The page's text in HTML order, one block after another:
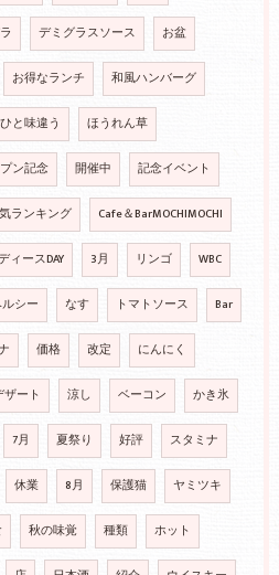
デミグラスソース お盆
お得なランチ 和風ハンバーグ
ひと味違う ほうれん草
ン記念 開催中 記念イベント
ランキング Cafe＆BarMOCHIMOCHI
ィースDAY 3月 リンゴ WBC
シー なす トマトソース Bar
価格 改定 にんにく
ザート 涼し ベーコン かき氷
7月 夏祭り 好評 スタミナ
休業 8月 保護猫 ヤミツキ
秋の味覚 種類 ホット